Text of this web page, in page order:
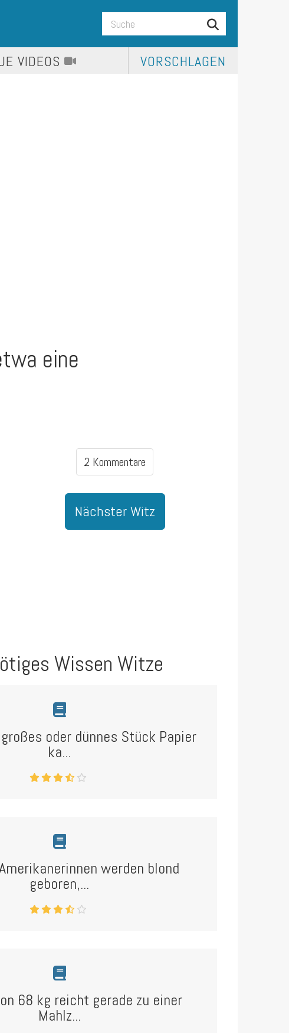
VIDEOS VORSCHLAGEN
eine
2 Kommentare
Nächster Witz
Wissen Witze
oder dünnes Stück Papier
ka...
werden blond
geboren,...
68 kg reicht gerade zu einer
Mahlz...